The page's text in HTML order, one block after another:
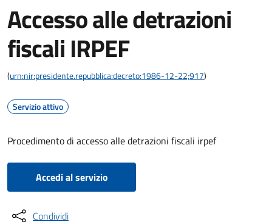
Accesso alle detrazioni
fiscali IRPEF
(urn:nir:presidente.repubblica:decreto:1986-12-22;917)
Servizio attivo
Procedimento di accesso alle detrazioni fiscali irpef
Accedi al servizio
Condividi